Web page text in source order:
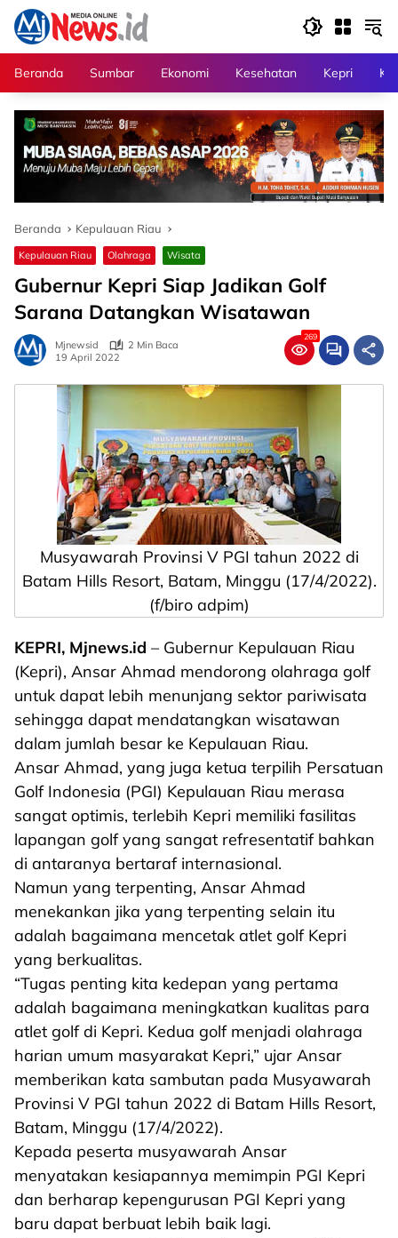
Langsung
konten
Beranda
Sumbar Ekonomi Kesehatan Kepri
Beranda Kepulauan Riau
Kepulauan Riau Olahraga Wisata
Gubernur Kepri Siap Jadikan Golf
Sarana Datangkan Wisatawan
Mjnewsid
2 Min Baca
19 April 2022
269
Musyawarah Provinsi V PGI tahun 2022 di
Batam Hills Resort, Batam, Minggu (17/4/2022).
(f/biro adpim)
KEPRI, Mjnews.id – Gubernur Kepulauan Riau
(Kepri), Ansar Ahmad mendorong olahraga golf
untuk dapat lebih menunjang sektor pariwisata
sehingga dapat mendatangkan wisatawan
dalam jumlah besar ke Kepulauan Riau.
Ansar Ahmad, yang juga ketua terpilih Persatuan
Golf Indonesia (PGI) Kepulauan Riau merasa
sangat optimis, terlebih Kepri memiliki fasilitas
lapangan golf yang sangat refresentatif bahkan
di antaranya bertaraf internasional.
Namun yang terpenting, Ansar Ahmad
menekankan jika yang terpenting selain itu
adalah bagaimana mencetak atlet golf Kepri
yang berkualitas.
“Tugas penting kita kedepan yang pertama
adalah bagaimana meningkatkan kualitas para
atlet golf di Kepri. Kedua golf menjadi olahraga
harian umum masyarakat Kepri,” ujar Ansar
memberikan kata sambutan pada Musyawarah
Provinsi V PGI tahun 2022 di Batam Hills Resort,
Batam, Minggu (17/4/2022).
Kepada peserta musyawarah Ansar
menyatakan kesiapannya memimpin PGI Kepri
dan berharap kepengurusan PGI Kepri yang
baru dapat berbuat lebih baik lagi.